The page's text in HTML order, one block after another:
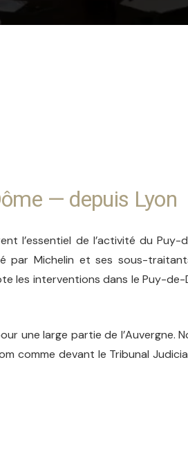
— depuis Lyon
l’essentiel de l’activité du Puy-
Michelin et ses sous-
les interventions dans le Puy-
une large partie de l’Auvergne.
comme devant le Tribunal